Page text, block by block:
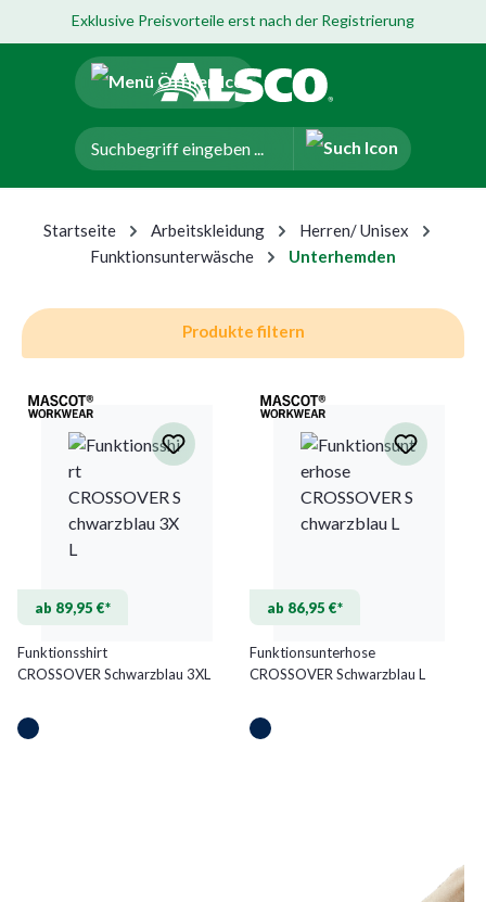
Hauptinhalt springen
Zur Navigation der B2B-Plattform springen
Exklusive Preisvorteile erst nach der Registrierung
Startseite Arbeitskleidung
Herren/ Unisex
Funktionsunterwäsche
Unterhemden
Produkte filtern
ab 89,95 €*
Funktionsshirt
CROSSOVER Schwarzblau 3XL
ab 86,95 €*
Funktionsunterhose
CROSSOVER Schwarzblau L